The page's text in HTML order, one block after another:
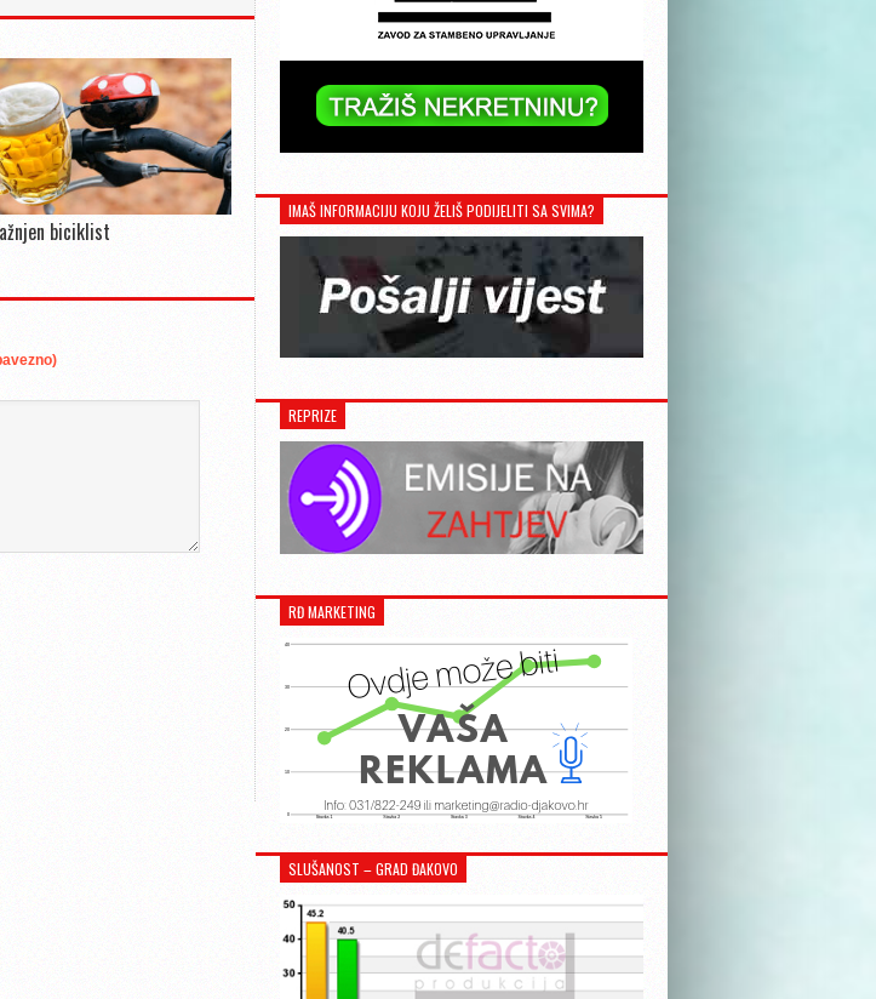
biciklist
IMAŠ INFORMACIJU KOJU ŽELIŠ PODIJELITI SA SVIMA?
REPRIZE
RĐ MARKETING
SLUŠANOST – GRAD ĐAKOVO